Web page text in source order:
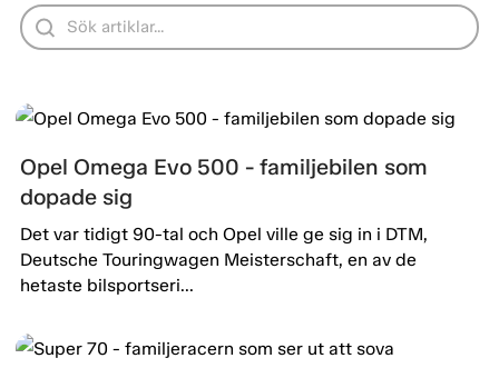
Opel Omega Evo 500 - familjebilen som
dopade sig
Det var tidigt 90-tal och Opel ville ge sig in i DTM,
Deutsche Touringwagen Meisterschaft, en av de
hetaste bilsportseri...